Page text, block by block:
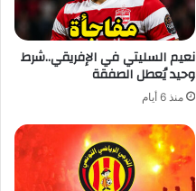
نعيم السليتي في الإفريقي..شرط
وحيد يُعطل الصفقة
منذ 6 أيام